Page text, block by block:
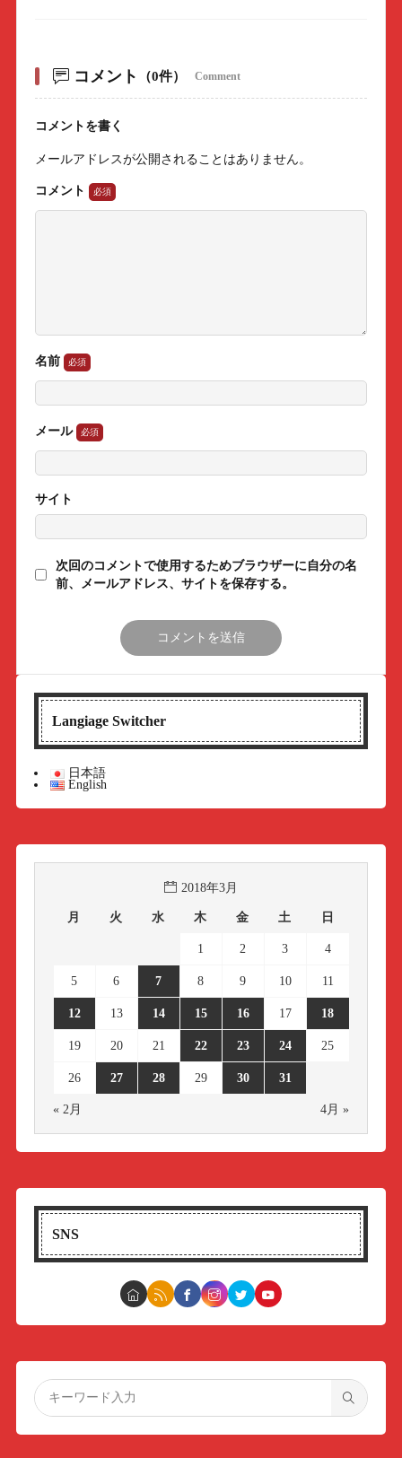
コメント （0件） Comment
コメントを書く
メールアドレスが公開されることはありません。
コメント
名前
メール
サイト
次回のコメントで使用するためブラウザーに自分の名
前、メールアドレス、サイトを保存する。
Langiage Switcher
日本語
English
2018年3月
月 火 水 木 金 土 日
1 2 3 4
5 6 7 8 9 10 11
12 13 14 15 16 17 18
19 20 21 22 23 24 25
26 27 28 29 30 31
« 2月 4月 »
SNS